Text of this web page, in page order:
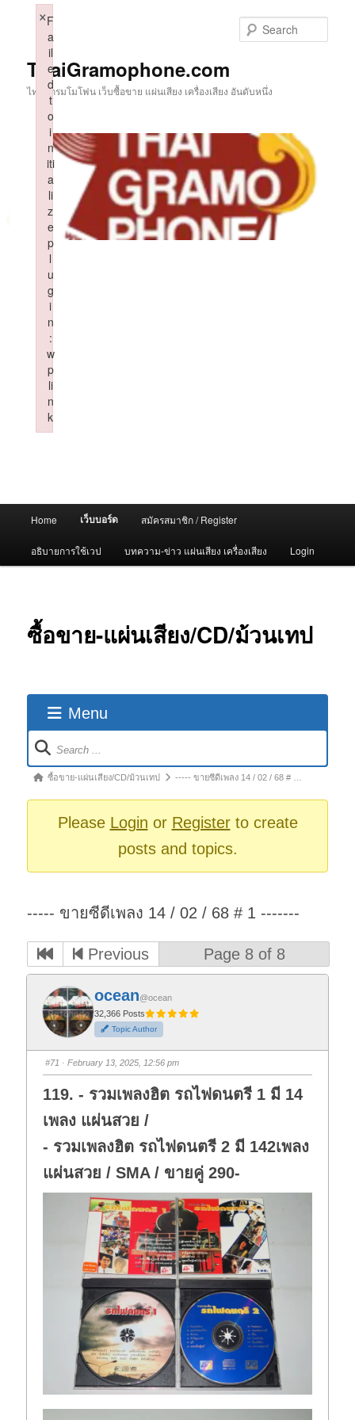
ThaiGramophone.com
ไทยแกรมโมโฟน เว็บซื้อขาย แผ่นเสียง เครื่องเสียง อันดับหนึ่ง
Home เว็บบอร์ด สมัครสมาชิก / Register
อธิบายการใช้เวป บทความ-ข่าว แผ่นเสียง เครื่องเสียง Login
ซื้อขาย-แผ่นเสียง/CD/ม้วนเทป
Menu
Forum
Navigation
Forumซื้อขาย-แผ่นเสียง/CD/ม้วนเทป ----- ขายซีดีเพลง 14 / 02 / 68 # …
Please Login or Registerto create
posts and topics.
----- ขายซีดีเพลง 14 / 02 / 68 # 1 -------
Previous Page 8 of 8
ocean@ocean
32,366 Posts
Topic Author
#71 · February 13, 2025, 12:56 pm
119. - รวมเพลงฮิต รถไฟดนตรี 1 มี 14
เพลง แผ่นสวย /
- รวมเพลงฮิต รถไฟดนตรี 2 มี 142เพลง
แผ่นสวย / SMA / ขายคู่ 290-
F
a
il
e
d
t
o
i
n
iti
a
li
z
e
p
l
u
g
i
n
:
w
p
li
n
k
×
Failed to initialize plugin: wplink